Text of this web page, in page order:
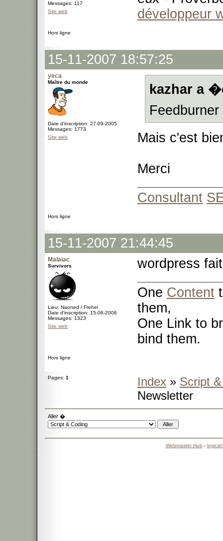
Messages: 117
Site web
développeur
Hors ligne
15-11-2007 18:57:25
yeca
Maître du monde
Date d'inscription: 27-09-2005
Messages: 1773
Site web
kazhar a
Mais c'est
Merci
Consultant
Hors ligne
15-11-2007 21:44:45
Malaiac
Survivors
Lieu: Naoned / Frehel
Date d'inscription: 15-06-2006
Messages: 1323
Site web
wordpress
One Content
them,
One Link to
bind them.
Hors ligne
Pages: 1 Index » Script
Newsletter
Aller �
Webmaster Hub -